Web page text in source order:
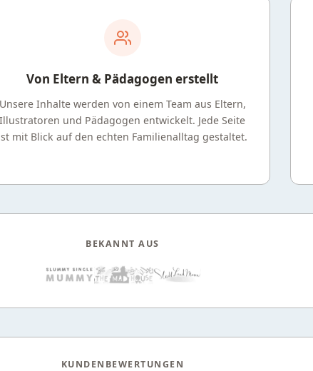
Von Eltern & Pädagogen erstellt
Unsere Inhalte werden von einem Team aus Eltern,
Illustratoren und Pädagogen entwickelt. Jede Seite
mit Blick auf den echten Familienalltag gestaltet.
BEKANNT AUS
KUNDENBEWERTUNGEN